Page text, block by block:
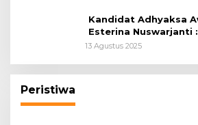
Kandidat Adhyaksa
Esterina Nuswarjanti
Keadilan Restoratif
13 Agustus 2025
Peristiwa